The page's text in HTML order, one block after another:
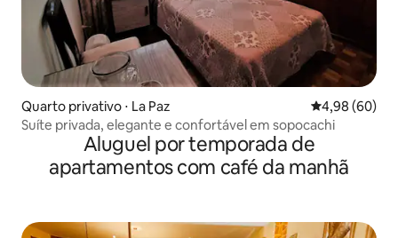
Quarto privativo ⋅ La Paz 4,98 de uma
4,98 (60)
Suíte privada, elegante e confortável em sopocachi
Aluguel por temporada de
apartamentos com café da manhã